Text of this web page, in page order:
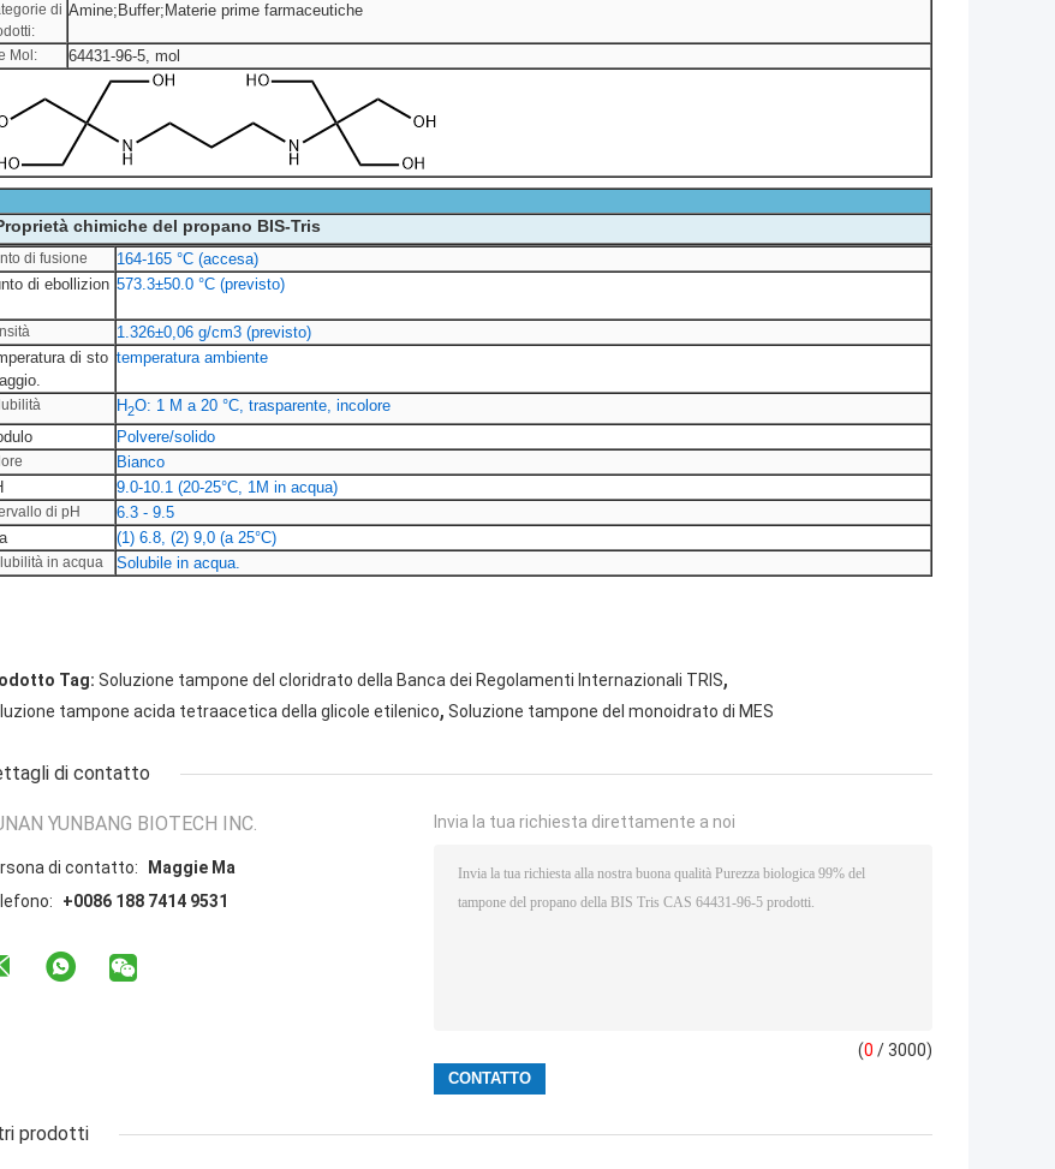
di Amine;Buffer;Materie prime farmaceutiche
Mol: 64431-96-5, mol
chimiche del propano BIS-Tris
di fusione
164-165 °C (accesa)
di ebollizion 573.3±50.0 °C (previsto)
1.326±0,06 g/cm3 (previsto)
di sto temperatura ambiente
H2O: 1 M a 20 °C, trasparente, incolore
Polvere/solido
Bianco
9.0-10.1 (20-25°C, 1M in acqua)
di pH
6.3 - 9.5
(1) 6.8, (2) 9,0 (a 25°C)
in acqua Solubile in acqua.
Tag: Soluzione tampone del cloridrato della Banca dei Regolamenti Internazionali TRIS,
tampone acida tetraacetica della glicole etilenico, Soluzione tampone del monoidrato di MES
di contatto
YUNBANG BIOTECH INC.
di contatto:
Maggie Ma
+0086 188 7414 9531
Invia la tua richiesta direttamente a noi
(0 / 3000)
prodotti